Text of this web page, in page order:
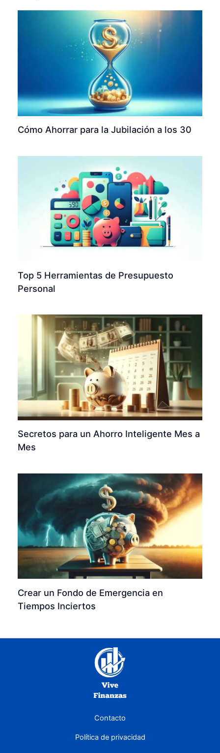
Cómo Ahorrar para la Jubilación a los 30
Top 5 Herramientas de Presupuesto
Personal
Secretos para un Ahorro Inteligente Mes a
Mes
Crear un Fondo de Emergencia en
Tiempos Inciertos
Contacto
Política de privacidad